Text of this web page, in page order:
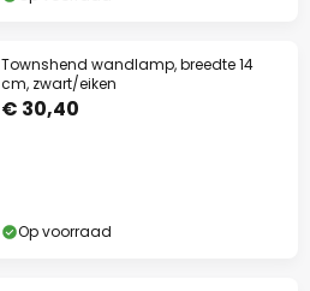
Townshend wandlamp, breedte 14
cm, zwart/eiken
€ 30,40
Op voorraad